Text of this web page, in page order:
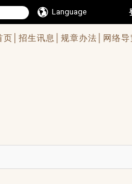
Language
│ 招生讯息│ 规章办法│ 网络导